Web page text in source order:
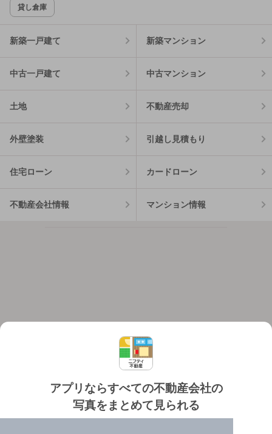
アプリならすべての不動産会社の
写真をまとめて見られる
貸し倉庫
新築一戸建て 新築マンション
中古一戸建て 中古マンション
土地 不動産売却
外壁塗装 引越し見積もり
住宅ローン カードローン
不動産会社情報 マンション情報
個人情報保護ポリシー 利用規約